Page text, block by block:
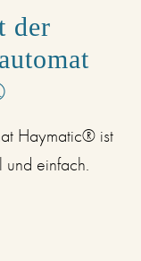
der
Haymatic® ist
und einfach.